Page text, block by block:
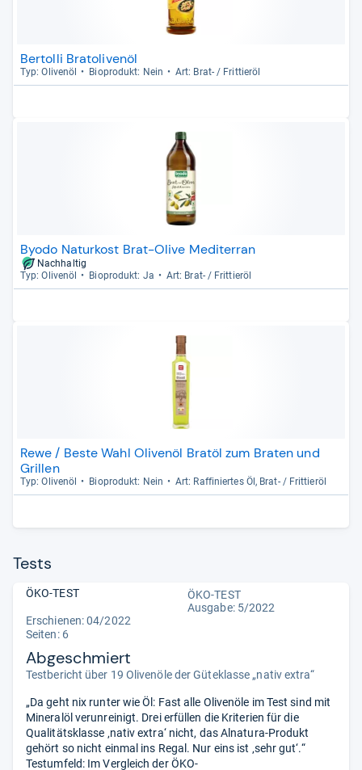
Bertolli Bratolivenöl
Typ: Oli­venöl Bio­pro­dukt: Nein Art: Brat-​ / Frit­tieröl
Byodo Naturkost Brat-Olive Mediterran
Nachhaltig
Typ: Oli­venöl
Bio­pro­dukt: Ja Art: Brat-​ / Frit­tieröl
Rewe / Beste Wahl Olivenöl Bratöl zum Braten und
Grillen
Typ: Oli­venöl Bio­pro­dukt: Nein Art: Raf­fi­nier­tes Öl, Brat-​ / Frit­tieröl
Tests
ÖKO-TEST
ÖKO-TEST
Ausgabe: 5/2022
Erschienen: 04/2022
Seiten: 6
Abgeschmiert
Testbericht über 19 Olivenöle der Güteklasse „nativ extra“
„Da geht nix runter wie Öl: Fast alle Olivenöle im Test sind mit
Mineralöl verunreinigt. Drei erfüllen die Kriterien für die
Qualitätsklasse ‚nativ extra‘ nicht, das Alnatura-Produkt
gehört so nicht einmal ins Regal. Nur eins ist ‚sehr gut‘.“
Testumfeld: Im Vergleich der ÖKO-